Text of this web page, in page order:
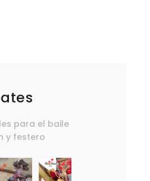
para el baile
y festero